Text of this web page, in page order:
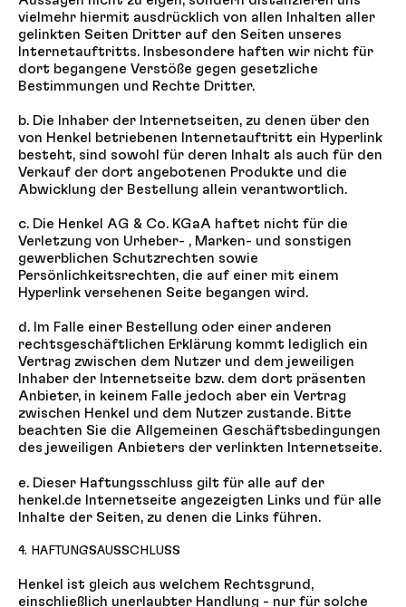
vielmehr hiermit ausdrücklich von allen Inhalten aller
gelinkten Seiten Dritter auf den Seiten unseres
Internetauftritts. Insbesondere haften wir nicht für
dort begangene Verstöße gegen gesetzliche
Bestimmungen und Rechte Dritter.
b. Die Inhaber der Internetseiten, zu denen über den
von Henkel betriebenen Internetauftritt ein Hyperlink
besteht, sind sowohl für deren Inhalt als auch für den
Verkauf der dort angebotenen Produkte und die
Abwicklung der Bestellung allein verantwortlich.
c. Die Henkel AG & Co. KGaA haftet nicht für die
Verletzung von Urheber- , Marken- und sonstigen
gewerblichen Schutzrechten sowie
Persönlichkeitsrechten, die auf einer mit einem
Hyperlink versehenen Seite begangen wird.
d. Im Falle einer Bestellung oder einer anderen
rechtsgeschäftlichen Erklärung kommt lediglich ein
Vertrag zwischen dem Nutzer und dem jeweiligen
Inhaber der Internetseite bzw. dem dort präsenten
Anbieter, in keinem Falle jedoch aber ein Vertrag
zwischen Henkel und dem Nutzer zustande. Bitte
beachten Sie die Allgemeinen Geschäftsbedingungen
des jeweiligen Anbieters der verlinkten Internetseite.
e. Dieser Haftungsschluss gilt für alle auf der
henkel.de Internetseite angezeigten Links und für alle
Inhalte der Seiten, zu denen die Links führen.
4. HAFTUNGSAUSSCHLUSS
Henkel ist gleich aus welchem Rechtsgrund,
einschließlich unerlaubter Handlung - nur für solche